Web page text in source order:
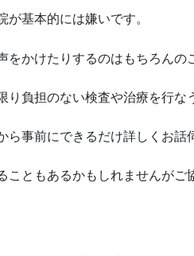
が基本的には嫌いです。
をかけたりするのはもちろんの
り負担のない検査や治療を行な
ら事前にできるだけ詳しくお話
こともあるかもしれませんがご